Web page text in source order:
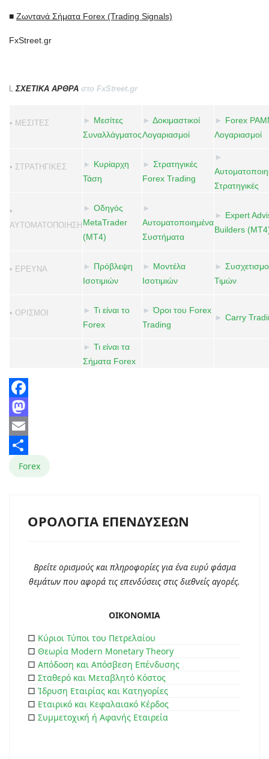
■ Ζωντανά Σήματα Forex (Trading Signals)
FxStreet.gr
LΣΧΕΤΙΚΑ ΑΡΘΡΑ στο FxStreet.gr
• ΜΕΣΙΤΕΣ ► Μεσίτες
Συναλλάγματος
► Δοκιμαστικοί
Λογαριασμοί
► Forex
Λογαριασμοί
• ΣΤΡΑΤΗΓΙΚΕΣ ► Κυρίαρχη
Τάση
► Στρατηγικές
Forex Trading
►
Στρατηγικές
•
ΑΥΤΟΜΑΤΟΠΟΙΗΣΗ
► Οδηγός
MetaTrader
(MT4)
►
Αυτοματοποιημένα
Συστήματα
► Expert
Builders
• ΕΡΕΥΝΑ ► Πρόβλεψη
Ισοτιμιών
► Μοντέλα
Ισοτιμιών
►
Τιμών
• ΟΡΙΣΜΟΙ ► Τι είναι το
Forex
►Όροι του Forex
Trading
► Carry
► Τι είναι τα
Σήματα Forex
Facebook
Mastodon
Email
Share
Forex
ΟΡΟΛΟΓΙΑ ΕΠΕΝΔΥΣΕΩΝ
Βρείτε ορισμούς και πληροφορίες για ένα ευρύ φάσμα
θεμάτων που αφορά τις επενδύσεις στις διεθνείς αγορές.
ΟΙΚΟΝΟΜΙΑ
□ Κύριοι Τύποι του Πετρελαίου
□ Θεωρία Modern Monetary Theory
□ Απόδοση και Απόσβεση Επένδυσης
□ Σταθερό και Μεταβλητό Κόστος
□ Ίδρυση Εταιρίας και Κατηγορίες
□ Εταιρικό και Κεφαλαιακό Κέρδος
□ Συμμετοχική ή Αφανής Εταιρεία